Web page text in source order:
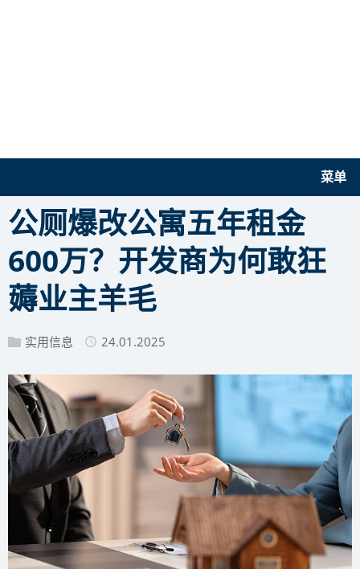
菜单
公厕爆改公寓五年租金
600万？开发商为何敢狂
薅业主羊毛
实用信息 24.01.2025